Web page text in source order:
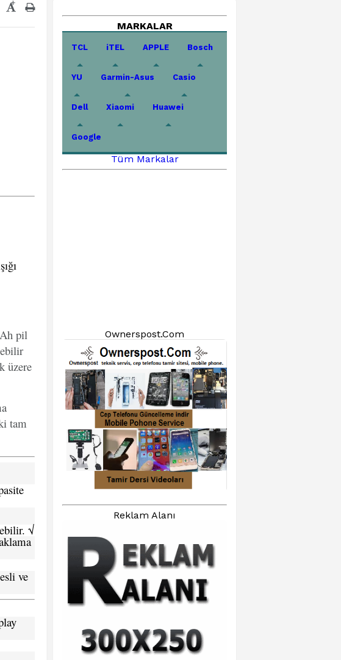
+
pil
üzere
tam
√
ve
MARKALAR
TCL iTEL APPLE Bosch
YU Garmin-Asus Casio
Dell Xiaomi Huawei
Google
Tüm Markalar
Ownerspost.Com
Reklam Alanı